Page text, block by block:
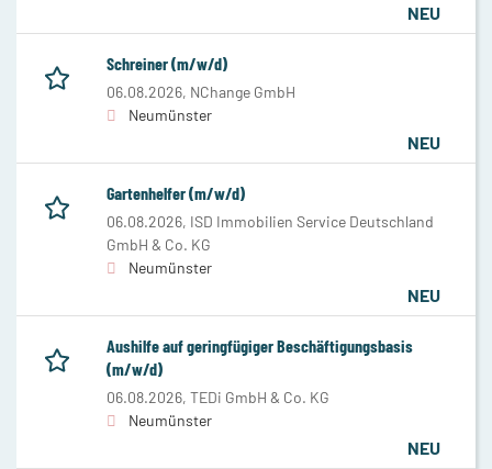
NEU
Schreiner (m/w/d)
06.08.2026, NChange GmbH
Neumünster
NEU
Gartenhelfer (m/w/d)
06.08.2026, ISD Immobilien Service Deutschland
GmbH & Co. KG
Neumünster
NEU
Aushilfe auf geringfügiger Beschäftigungsbasis
(m/w/d)
06.08.2026, TEDi GmbH & Co. KG
Neumünster
NEU